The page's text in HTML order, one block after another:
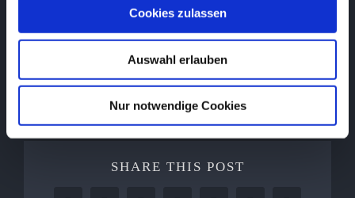
Cookies zulassen
Auswahl erlauben
Nur notwendige Cookies
SHARE THIS POST